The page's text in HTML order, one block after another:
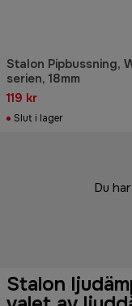
Stalon Pipbussning,
serien, 18mm
119 kr
Slut i lager
Du
Stalon